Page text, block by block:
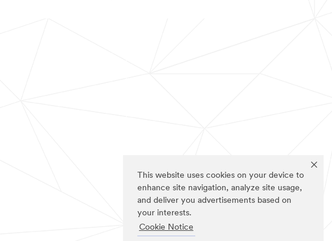
This website uses cookies on your device to
enhance site navigation, analyze site usage,
and deliver you advertisements based on
your interests.
Cookie Notice